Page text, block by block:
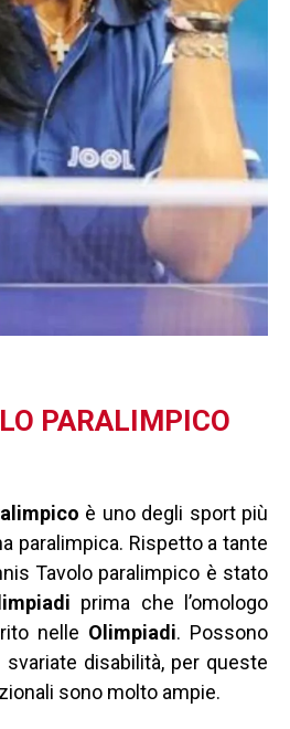
PARALIMPICO
è uno degli sport più
paralimpica. Rispetto a tante
Tavolo paralimpico è stato
prima che l’omologo
nelle Olimpiadi. Possono
disabilità, per queste
sono molto ampie.